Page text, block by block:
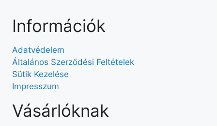
Információk
Adatvédelem
Általános Szerződési Feltételek
Sütik Kezelése
Impresszum
Vásárlóknak